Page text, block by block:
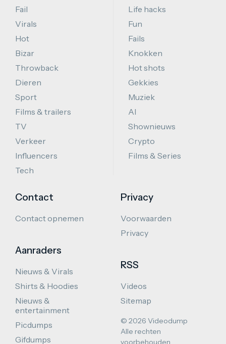
Fail
Virals
Hot
Bizar
Throwback
Dieren
Sport
Films & trailers
TV
Verkeer
Influencers
Tech
Life hacks
Fun
Fails
Knokken
Hot shots
Gekkies
Muziek
AI
Shownieuws
Crypto
Films & Series
Contact
Contact opnemen
Aanraders
Nieuws & Virals
Shirts & Hoodies
Nieuws &
entertainment
Picdumps
Gifdumps
Privacy
Voorwaarden
Privacy
RSS
Videos
Sitemap
© 2026 Videodump
Alle rechten
voorbehouden